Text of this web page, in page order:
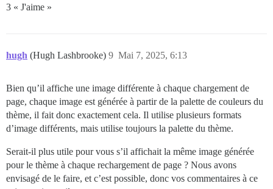
3 « J'aime »
hugh (Hugh Lashbrooke) Mai 7, 2025, 6:13
9
Bien qu’il affiche une image différente à chaque chargement de
page, chaque image est générée à partir de la palette de couleurs du
thème, il fait donc exactement cela. Il utilise plusieurs formats
d’image différents, mais utilise toujours la palette du thème.
Serait-il plus utile pour vous s’il affichait la même image générée
pour le thème à chaque rechargement de page ? Nous avons
envisagé de le faire, et c’est possible, donc vos commentaires à ce